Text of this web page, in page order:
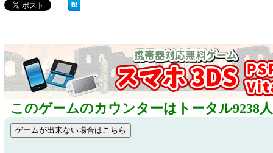
このゲームのカウンターはトータル9238